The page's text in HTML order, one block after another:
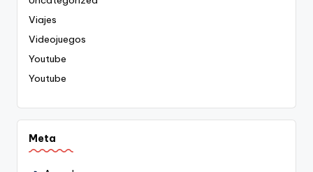
Viajes
Videojuegos
Youtube
Youtube
Meta